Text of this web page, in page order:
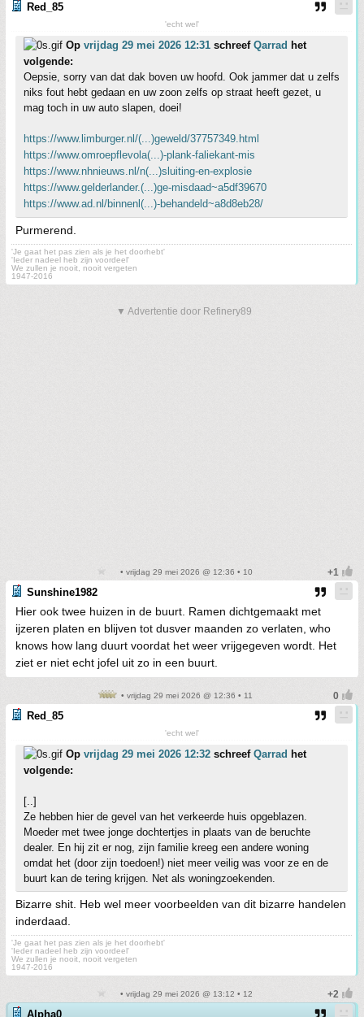
Red_85
'echt wel'
Op vrijdag 29 mei 2026 12:31 schreef Qarrad het
volgende:
Oepsie, sorry van dat dak boven uw hoofd. Ook jammer dat u zelfs
niks fout hebt gedaan en uw zoon zelfs op straat heeft gezet, u
mag toch in uw auto slapen, doei!
https://www.limburger.nl/(...)geweld/37757349.html
https://www.omroepflevola(...)-plank-faliekant-mis
https://www.nhnieuws.nl/n(...)sluiting-en-explosie
https://www.gelderlander.(...)ge-misdaad~a5df39670
https://www.ad.nl/binnenl(...)-behandeld~a8d8eb28/
Purmerend.
'Je gaat het pas zien als je het doorhebt'
'Ieder nadeel heb zijn voordeel'
We zullen je nooit, nooit vergeten
1947-2016
▼ Advertentie door Refinery89
• vrijdag 29 mei 2026 @ 12:36 • 10
Sunshine1982
Hier ook twee huizen in de buurt. Ramen dichtgemaakt met
ijzeren platen en blijven tot dusver maanden zo verlaten, who
knows how lang duurt voordat het weer vrijgegeven wordt. Het
ziet er niet echt jofel uit zo in een buurt.
• vrijdag 29 mei 2026 @ 12:36 • 11
Red_85
'echt wel'
Op vrijdag 29 mei 2026 12:32 schreef Qarrad het
volgende:
[..]
Ze hebben hier de gevel van het verkeerde huis opgeblazen.
Moeder met twee jonge dochtertjes in plaats van de beruchte
dealer. En hij zit er nog, zijn familie kreeg een andere woning
omdat het (door zijn toedoen!) niet meer veilig was voor ze en de
buurt kan de tering krijgen. Net als woningzoekenden.
Bizarre shit. Heb wel meer voorbeelden van dit bizarre handelen
inderdaad.
'Je gaat het pas zien als je het doorhebt'
'Ieder nadeel heb zijn voordeel'
We zullen je nooit, nooit vergeten
1947-2016
• vrijdag 29 mei 2026 @ 13:12 • 12
Alpha0